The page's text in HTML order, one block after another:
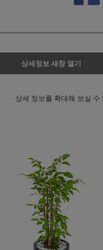
상세정보 새창 열기
상세 정보를 확대해 보실 수